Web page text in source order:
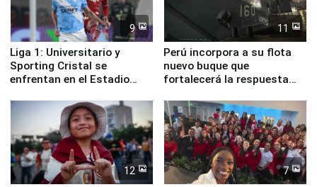
9
Liga 1: Universitario y
Sporting Cristal se
enfrentan en el Estadio
11
Perú incorpora a su flota
nuevo buque que
fortalecerá la respuesta
12 7